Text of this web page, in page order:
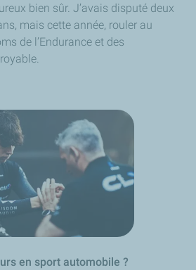
bien sûr. J’avais disputé deux
, mais cette année, rouler au
de l’Endurance et des
en sport automobile ?